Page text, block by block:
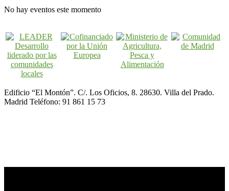
No hay eventos este momento
Edificio “El Montón”. C/. Los Oficios, 8. 28630. Villa del Prado.
Madrid Teléfono: 91 861 15 73